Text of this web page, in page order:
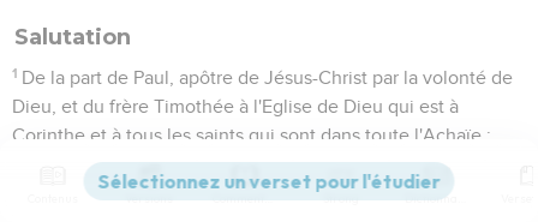
Salutation
1 De la part de Paul, apôtre de Jésus-Christ par la volonté de
Dieu, et du frère Timothée à l'Eglise de Dieu qui est à
Corinthe et à tous les saints qui sont dans toute l'Achaïe :
que la grâce et la paix vous soient données de la part de
Dieu notre Père et du Seigneur Jésus-Christ !
Versions Commentaires Strong